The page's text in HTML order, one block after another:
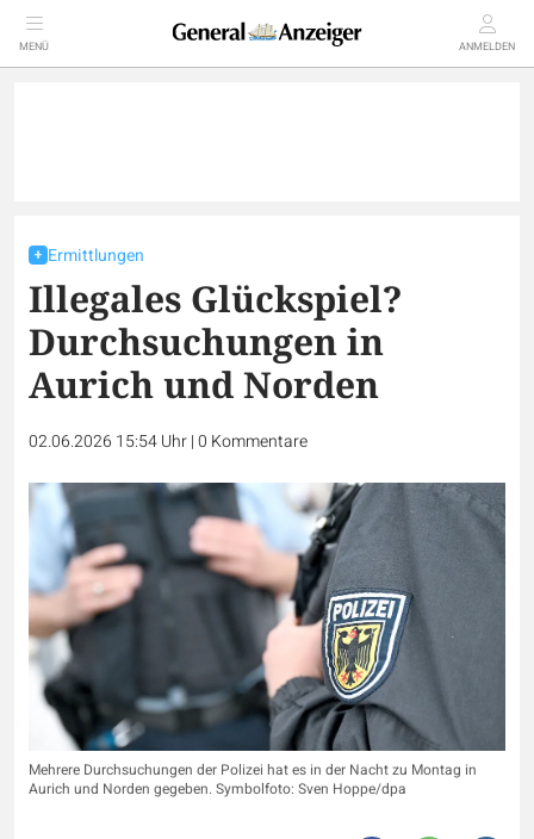
MENÜ ANMELDEN
Ermittlungen
Illegales Glückspiel?
Durchsuchungen in
Aurich und Norden
02.06.2026 15:54 Uhr|0 Kommentare
Mehrere Durchsuchungen der Polizei hat es in der Nacht zu Montag in
Aurich und Norden gegeben. Symbolfoto: Sven Hoppe/dpa